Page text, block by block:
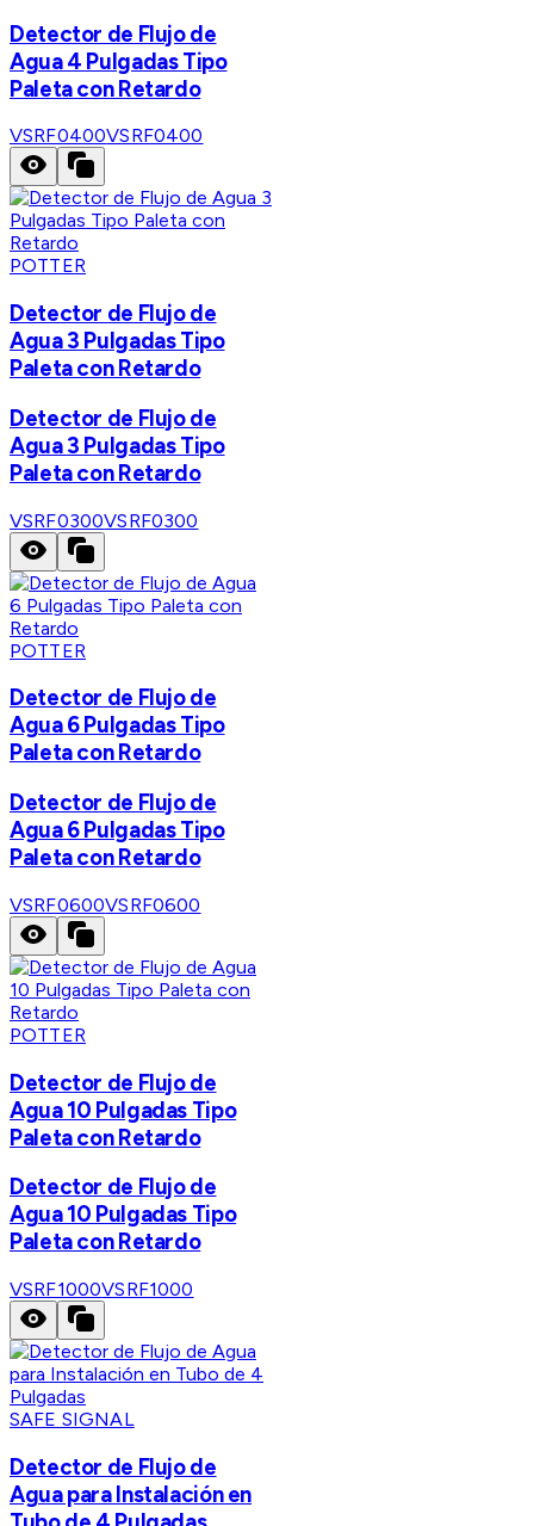
Detector de Flujo de
Agua 4 Pulgadas Tipo
Paleta con Retardo
VSRF0400VSRF0400
POTTER
Detector de Flujo de
Agua 3 Pulgadas Tipo
Paleta con Retardo
Detector de Flujo de
Agua 3 Pulgadas Tipo
Paleta con Retardo
VSRF0300VSRF0300
POTTER
Detector de Flujo de
Agua 6 Pulgadas Tipo
Paleta con Retardo
Detector de Flujo de
Agua 6 Pulgadas Tipo
Paleta con Retardo
VSRF0600VSRF0600
POTTER
Detector de Flujo de
Agua 10 Pulgadas Tipo
Paleta con Retardo
Detector de Flujo de
Agua 10 Pulgadas Tipo
Paleta con Retardo
VSRF1000VSRF1000
SAFE SIGNAL
Detector de Flujo de
Agua para Instalación en